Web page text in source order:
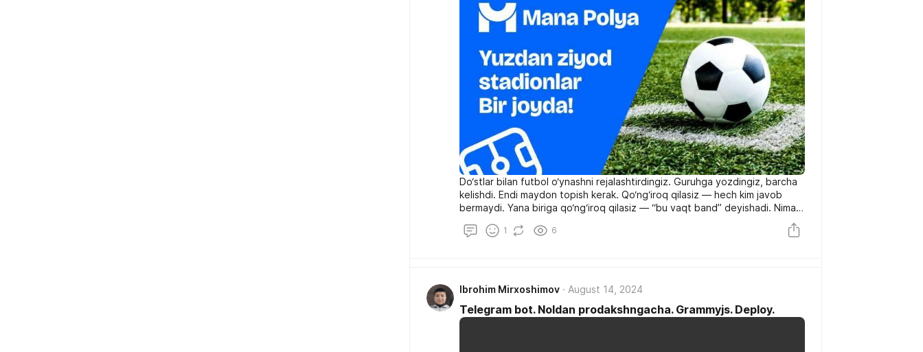
Do‘stlar bilan futbol o‘ynashni rejalashtirdingiz. Guruhga yozdingiz, barcha
kelishdi. Endi maydon topish kerak. Qo‘ng‘iroq qilasiz — hech kim javob
bermaydi. Yana biriga qo‘ng‘iroq qilasiz — “bu vaqt band” deyishadi. Nima
1 6
Ibrohim Mirxoshimov August 14, 2024
Telegram bot. Noldan prodakshngacha. Grammyjs. Deploy.